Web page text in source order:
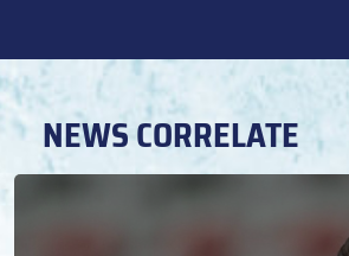
NEWS CORRELATE